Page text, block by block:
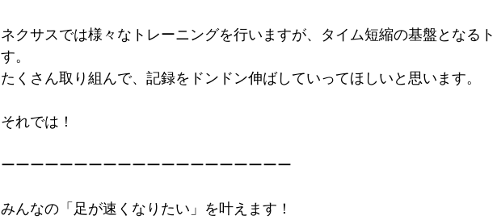
ネクサスでは様々なトレーニングを行いますが、タイム短縮の基盤となる
す。
たくさん取り組んで、記録をドンドン伸ばしていってほしいと思います。
それでは！
ーーーーーーーーーーーーーーーーーーーー
みんなの「足が速くなりたい」を叶えます！